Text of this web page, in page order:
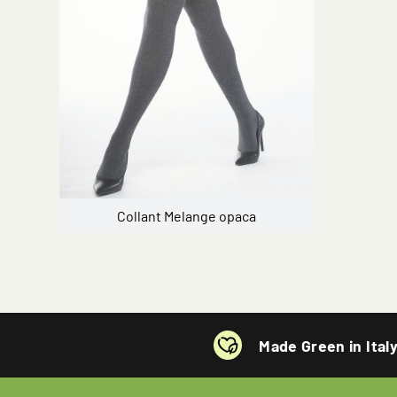
Collant Melange opaca
Made Green in Italy